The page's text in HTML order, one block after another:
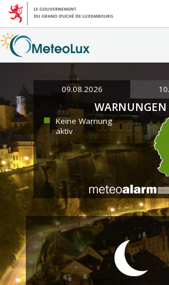
09.08.2026
WARNUNGEN
Keine Warnung
aktiv